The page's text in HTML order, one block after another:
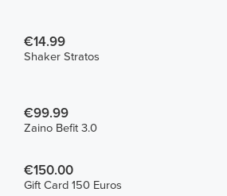
€14.99
Shaker Stratos
€99.99
Zaino Befit 3.0
€150.00
Gift Card 150 Euros